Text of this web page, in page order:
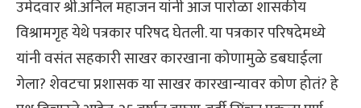
उमेदवार श्री.अनिल महाजन यांनी आज पारोळा शासकीय
विश्रामगृह येथे पत्रकार परिषद घेतली. या पत्रकार परिषदेमध्ये
यांनी वसंत सहकारी साखर कारखाना कोणामुळे डबघाईला
गेला? शेवटचा प्रशासक या साखर कारखान्यावर कोण होतं? हे